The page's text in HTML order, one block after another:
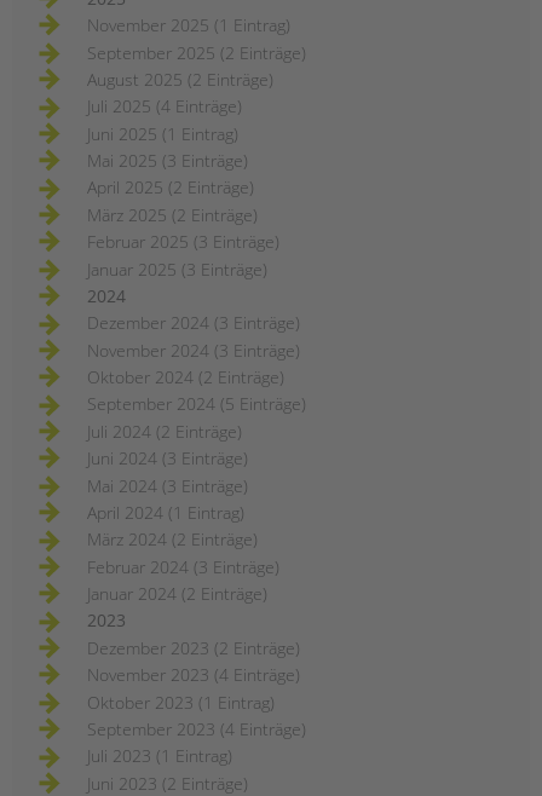
November 2025 (1 Eintrag)
September 2025 (2 Einträge)
August 2025 (2 Einträge)
Juli 2025 (4 Einträge)
Juni 2025 (1 Eintrag)
Mai 2025 (3 Einträge)
April 2025 (2 Einträge)
März 2025 (2 Einträge)
Februar 2025 (3 Einträge)
Januar 2025 (3 Einträge)
2024
Dezember 2024 (3 Einträge)
November 2024 (3 Einträge)
Oktober 2024 (2 Einträge)
September 2024 (5 Einträge)
Juli 2024 (2 Einträge)
Juni 2024 (3 Einträge)
Mai 2024 (3 Einträge)
April 2024 (1 Eintrag)
März 2024 (2 Einträge)
Februar 2024 (3 Einträge)
Januar 2024 (2 Einträge)
2023
Dezember 2023 (2 Einträge)
November 2023 (4 Einträge)
Oktober 2023 (1 Eintrag)
September 2023 (4 Einträge)
Juli 2023 (1 Eintrag)
Juni 2023 (2 Einträge)